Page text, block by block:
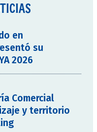
en
su
2026
Comercial
y territorio